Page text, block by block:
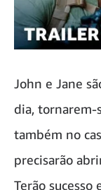
John e Jane
dia, tornarem-
também no
precisarão
Terão sucesso